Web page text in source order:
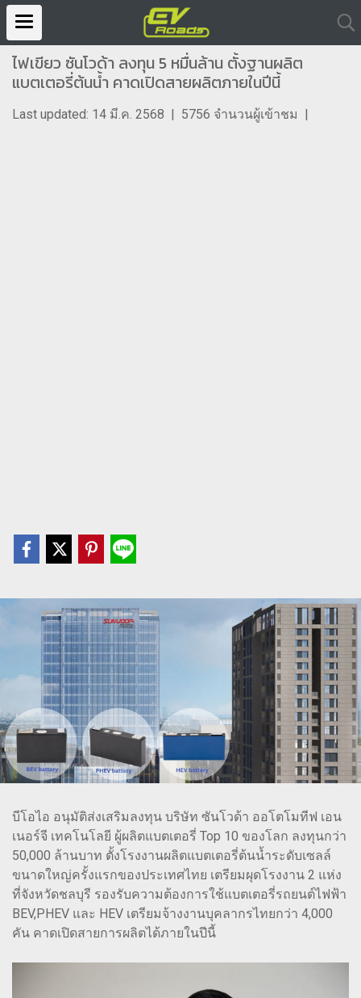
ไฟเขียว ซันโวด้า ลงทุน 5 หมื่นล้าน ตั้งฐานผลิต
แบตเตอรี่ต้นน้ำ คาดเปิดสายผลิตภายในปีนี้
Last updated: 14 มี.ค. 2568 | 5756 จำนวนผู้เข้าชม |
บีโอไอ อนุมัติส่งเสริมลงทุน บริษัท ซันโวด้า ออโตโมทีฟ เอน
เนอร์จี เทคโนโลยี ผู้ผลิตแบตเตอรี่ Top 10 ของโลก ลงทุนกว่า
50,000 ล้านบาท ตั้งโรงงานผลิตแบตเตอรี่ต้นน้ำระดับเซลล์
ขนาดใหญ่ครั้งแรกของประเทศไทย เตรียมผุดโรงงาน 2 แห่ง
ที่จังหวัดชลบุรี รองรับความต้องการใช้แบตเตอรี่รถยนต์ไฟฟ้า
BEV,PHEV และ HEV เตรียมจ้างงานบุคลากรไทยกว่า 4,000
คัน คาดเปิดสายการผลิตได้ภายในปีนี้